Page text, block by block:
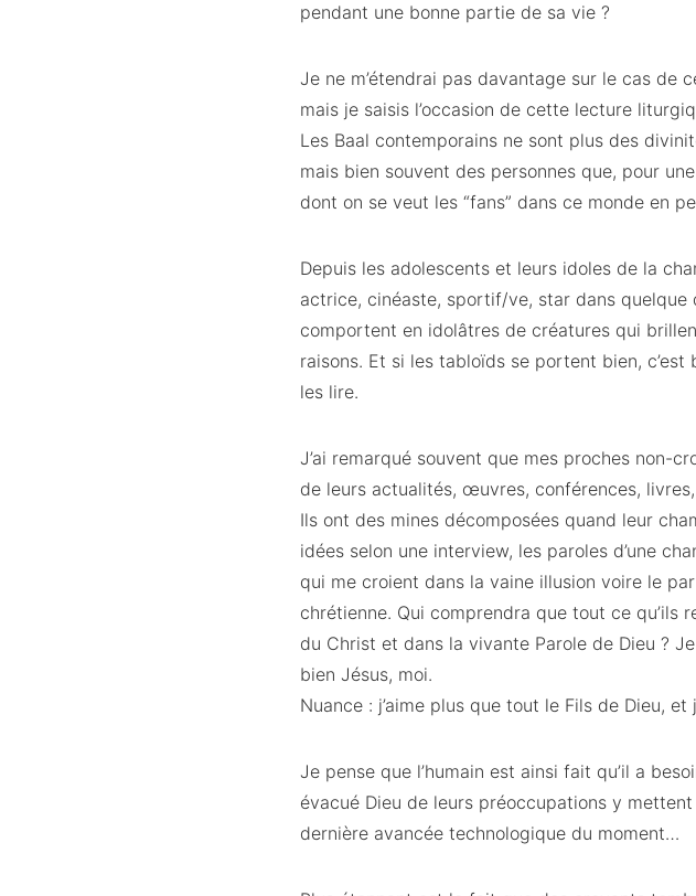
pendant une bonne partie de sa vie ?
Je ne m’étendrai pas davantage sur le cas de
mais je saisis l’occasion de cette lecture
Les Baal contemporains ne sont plus des
mais bien souvent des personnes que, pour
dont on se veut les “fans” dans ce monde en
Depuis les adolescents et leurs idoles de la
actrice, cinéaste, sportif/ve, star dans
comportent en idolâtres de créatures qui
raisons. Et si les tabloïds se portent bien, c’est
les lire.
J’ai remarqué souvent que mes proches non-
de leurs actualités, œuvres, conférences,
Ils ont des mines décomposées quand leur
idées selon une interview, les paroles d’une
qui me croient dans la vaine illusion voire le
chrétienne. Qui comprendra que tout ce qu’ils
du Christ et dans la vivante Parole de Dieu ?
bien Jésus, moi.
Nuance : j’aime plus que tout le Fils de Dieu,
Je pense que l’humain est ainsi fait qu’il a
évacué Dieu de leurs préoccupations y
dernière avancée technologique du moment…